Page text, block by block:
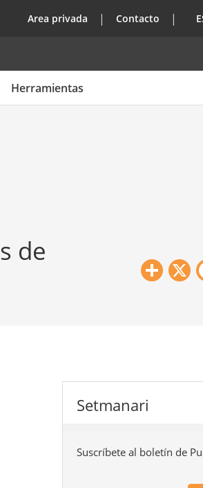
top
Area privada Contacto
Herramientas
de
X
Setmanari
Suscríbete al boletín de